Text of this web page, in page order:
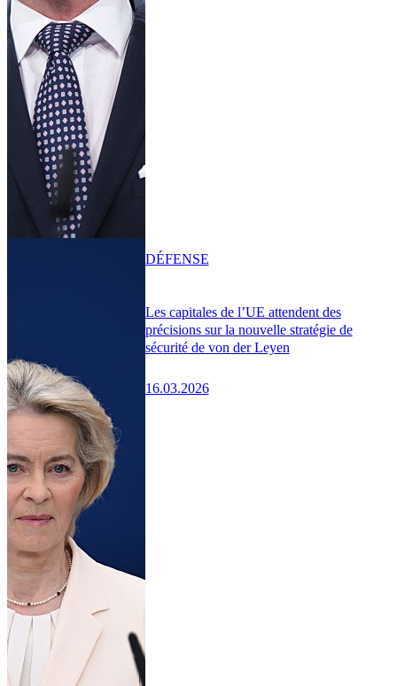
Les capitales de l’UE attendent des
précisions sur la nouvelle stratégie de
sécurité de von der Leyen
16.03.2026
DÉFENSE